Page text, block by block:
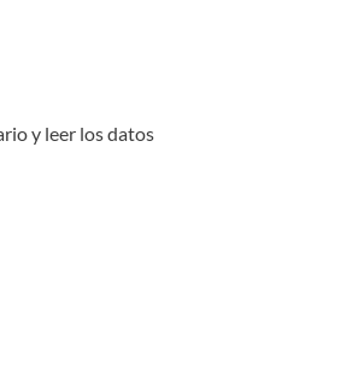
y leer los datos